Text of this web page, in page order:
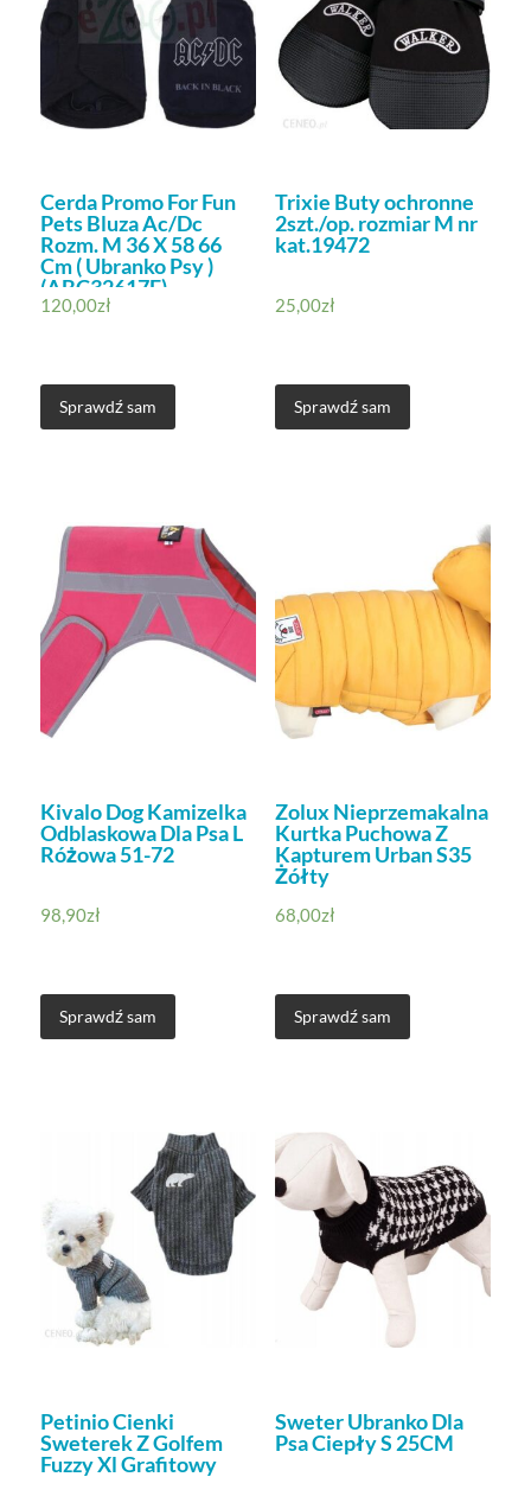
Cerda Promo For Fun
Pets Bluza Ac/Dc
Rozm. M 36 X 58 66
Cm ( Ubranko Psy )
(ABC32617E)
120,00zł
Sprawdź sam
Trixie Buty ochronne
2szt./op. rozmiar M nr
kat.19472
25,00zł
Sprawdź sam
Kivalo Dog Kamizelka
Odblaskowa Dla Psa L
Różowa 51-72
98,90zł
Sprawdź sam
Zolux Nieprzemakalna
Kurtka Puchowa Z
Kapturem Urban S35
Żółty
68,00zł
Sprawdź sam
Petinio Cienki
Sweterek Z Golfem
Fuzzy Xl Grafitowy
Sweter Ubranko Dla
Psa Ciepły S 25CM